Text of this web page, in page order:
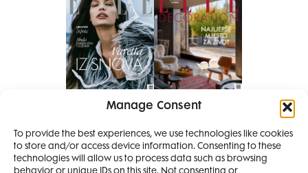
Manage Consent
To provide the best experiences, we use technologies like cookies
to store and/or access device information. Consenting to these
technologies will allow us to process data such as browsing
Pretplati se na časopis
PRETPLATITE SE
SMANJI